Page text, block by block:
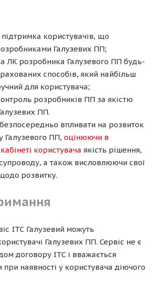
користувачів, що
Галузевих ПП;
ЛК розробника Галузевого ПП будь-
способів, який найбільш
для користувача;
розробників ПП за якістю
ПП.
впливати на розвиток
Галузевого ПП, оцінюючи в
користувача якість рішення,
супроводу, а також висловлюючи свої
розвитку.
ІТС Галузевий можуть
Галузевих ПП. Сервіс не є
договору ІТС і вважається
при наявності у користувача діючого